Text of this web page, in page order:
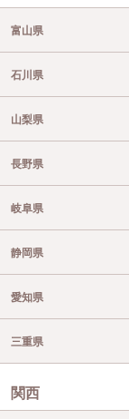
富山県
石川県
山梨県
長野県
岐阜県
静岡県
愛知県
三重県
関西